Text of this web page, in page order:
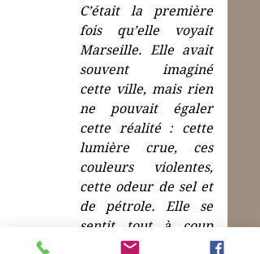
C’était la première
fois qu’elle voyait
Marseille. Elle avait
souvent imaginé
cette ville, mais rien
ne pouvait égaler
cette réalité : cette
lumière crue, ces
couleurs violentes,
cette odeur de sel et
de pétrole. Elle se
sentit tout à coup
légère, presque